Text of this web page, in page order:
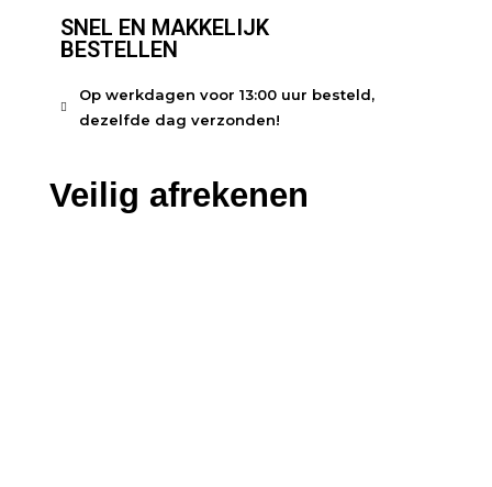
SNEL EN MAKKELIJK
BESTELLEN
Op werkdagen voor 13:00 uur besteld,
dezelfde dag verzonden!
Veilig afrekenen